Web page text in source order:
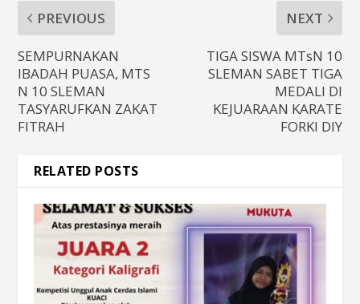
PREVIOUS
SEMPURNAKAN
IBADAH PUASA, MTS
N 10 SLEMAN
TASYARUFKAN ZAKAT
FITRAH
NEXT
TIGA SISWA MTsN 10
SLEMAN SABET TIGA
MEDALI DI
KEJUARAAN KARATE
FORKI DIY
RELATED POSTS